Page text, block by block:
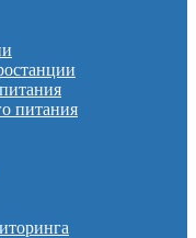
питания